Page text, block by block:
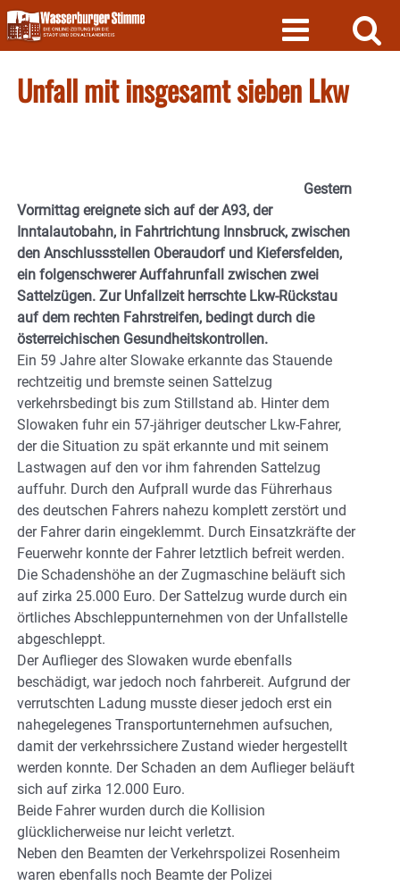
Skip
to
content
Unfall mit insgesamt sieben Lkw
Gestern
Vormittag ereignete sich auf der A93, der
Inntalautobahn, in Fahrtrichtung Innsbruck, zwischen
den Anschlussstellen Oberaudorf und Kiefersfelden,
ein folgenschwerer Auffahrunfall zwischen zwei
Sattelzügen. Zur Unfallzeit herrschte Lkw-Rückstau
auf dem rechten Fahrstreifen, bedingt durch die
österreichischen Gesundheitskontrollen.
Ein 59 Jahre alter Slowake erkannte das Stauende
rechtzeitig und bremste seinen Sattelzug
verkehrsbedingt bis zum Stillstand ab. Hinter dem
Slowaken fuhr ein 57-jähriger deutscher Lkw-Fahrer,
der die Situation zu spät erkannte und mit seinem
Lastwagen auf den vor ihm fahrenden Sattelzug
auffuhr. Durch den Aufprall wurde das Führerhaus
des deutschen Fahrers nahezu komplett zerstört und
der Fahrer darin eingeklemmt. Durch Einsatzkräfte der
Feuerwehr konnte der Fahrer letztlich befreit werden.
Die Schadenshöhe an der Zugmaschine beläuft sich
auf zirka 25.000 Euro. Der Sattelzug wurde durch ein
örtliches Abschleppunternehmen von der Unfallstelle
abgeschleppt.
Der Auflieger des Slowaken wurde ebenfalls
beschädigt, war jedoch noch fahrbereit. Aufgrund der
verrutschten Ladung musste dieser jedoch erst ein
nahegelegenes Transportunternehmen aufsuchen,
damit der verkehrssichere Zustand wieder hergestellt
werden konnte. Der Schaden an dem Auflieger beläuft
sich auf zirka 12.000 Euro.
Beide Fahrer wurden durch die Kollision
glücklicherweise nur leicht verletzt.
Neben den Beamten der Verkehrspolizei Rosenheim
waren ebenfalls noch Beamte der Polizei